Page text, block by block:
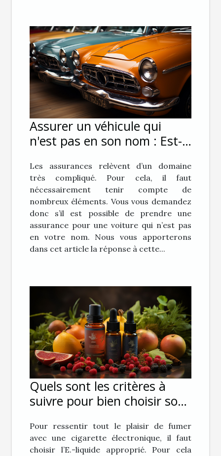
Assurer un véhicule qui
n'est pas en son nom : Est-
Les assurances relèvent d’un domaine
très compliqué. Pour cela, il faut
nécessairement tenir compte de
nombreux éléments. Vous vous demandez
donc s’il est possible de prendre une
assurance pour une voiture qui n’est pas
en votre nom. Nous vous apporterons
dans cet article la réponse à cette...
Quels sont les critères à
suivre pour bien choisir son
électronique ?
Pour ressentir tout le plaisir de fumer
avec une cigarette électronique, il faut
choisir l’E.-liquide approprié. Pour cela